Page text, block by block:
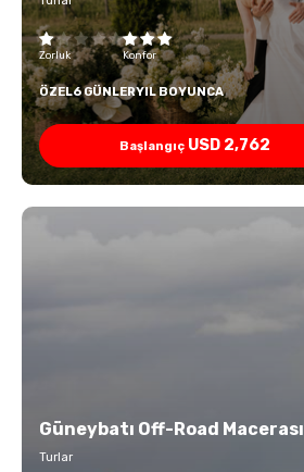
Zorluk Konfor
ÖZEL6 GÜNLERYIL BOYUNCA
Başlangıç USD 2,762
Güneybatı Off-Road Macerası
Turlar